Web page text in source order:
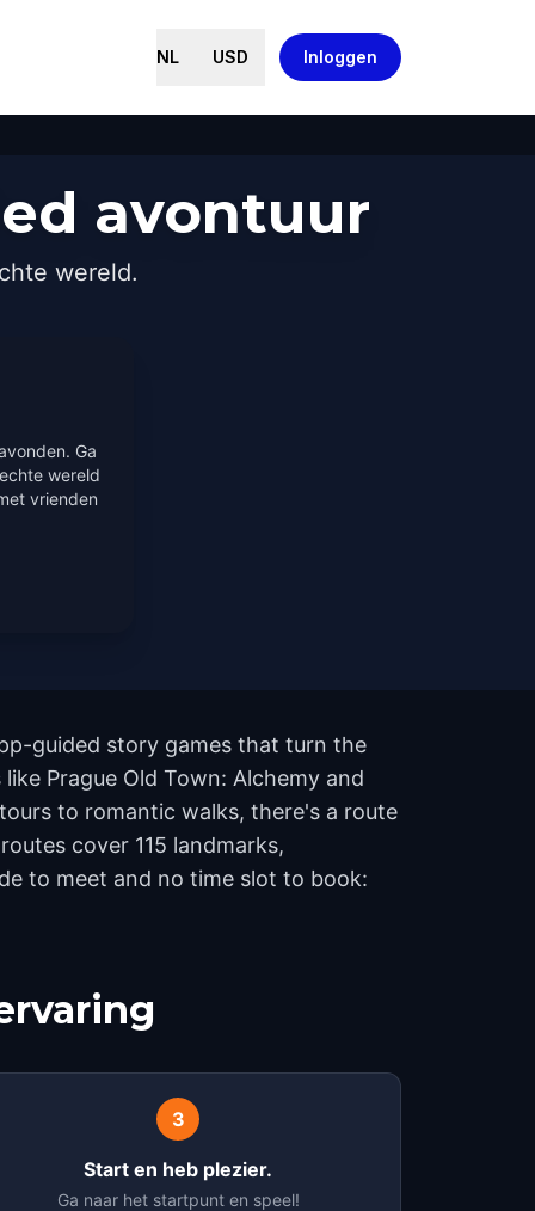
NL USD Inloggen
avontuur
wereld.
Ga
wereld
vrienden
guided story games that turn the
Prague Old Town: Alchemy and
to romantic walks, there's a route
cover 115 landmarks,
to meet and no time slot to book:
3
Start en heb plezier.
Ga naar het startpunt en speel!